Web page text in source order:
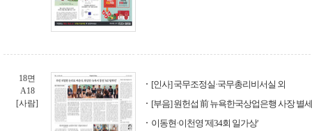
18면
A18
[사람]
[인사] 국무조정실·국무총리비서실 외
[부음] 원헌섭 前 뉴욕한국상업은행 사장 별
이동현·이천영 '제34회 일가상'